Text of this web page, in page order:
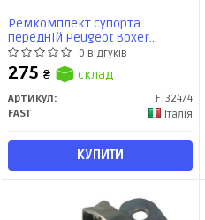
Ремкомплект супорта
передній Peugeot Boxer
/Citroen Jumper /Fiat Ducato 02-
(Brembo 44mm) (FT32474) Fast
0 відгуків
275 ₴ склад
Артикул:
FT32474
FAST
Італія
КУПИТИ